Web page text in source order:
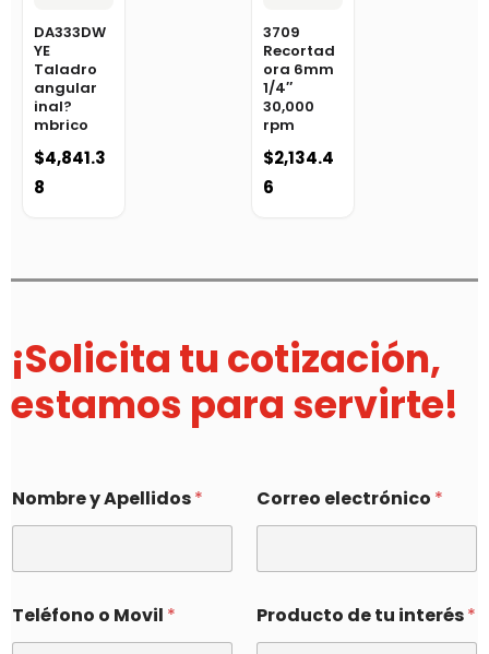
DA333DW
YE
Taladro
angular
inal?
mbrico
$4,841.3
8
3709
Recortad
ora 6mm
1/4″
30,000
rpm
$2,134.4
6
¡Solicita tu cotización,
estamos para servirte!
Nombre y Apellidos* Correo electrónico *
Teléfono o Movil * Producto de tu interés*